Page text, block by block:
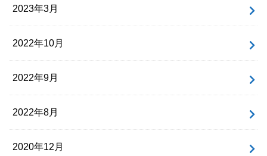
2023年3月
2022年10月
2022年9月
2022年8月
2020年12月